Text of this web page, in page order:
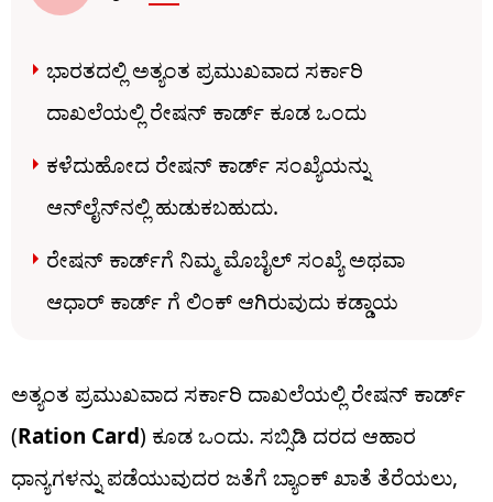
ಭಾರತದಲ್ಲಿ ಅತ್ಯಂತ ಪ್ರಮುಖವಾದ ಸರ್ಕಾರಿ
ದಾಖಲೆಯಲ್ಲಿ ರೇಷನ್ ಕಾರ್ಡ್ ಕೂಡ ಒಂದು
ಕಳೆದುಹೋದ ರೇಷನ್ ಕಾರ್ಡ್ ಸಂಖ್ಯೆಯನ್ನು
ಆನ್‌ಲೈನ್‌ನಲ್ಲಿ ಹುಡುಕಬಹುದು.
ರೇಷನ್ ಕಾರ್ಡ್‌ಗೆ ನಿಮ್ಮ ಮೊಬೈಲ್ ಸಂಖ್ಯೆ ಅಥವಾ
ಆಧಾರ್ ಕಾರ್ಡ್ ಗೆ ಲಿಂಕ್ ಆಗಿರುವುದು ಕಡ್ಡಾಯ
ಅತ್ಯಂತ ಪ್ರಮುಖವಾದ ಸರ್ಕಾರಿ ದಾಖಲೆಯಲ್ಲಿ ರೇಷನ್ ಕಾರ್ಡ್
(Ration Card) ಕೂಡ ಒಂದು. ಸಬ್ಸಿಡಿ ದರದ ಆಹಾರ
ಧಾನ್ಯಗಳನ್ನು ಪಡೆಯುವುದರ ಜತೆಗೆ ಬ್ಯಾಂಕ್ ಖಾತೆ ತೆರೆಯಲು,